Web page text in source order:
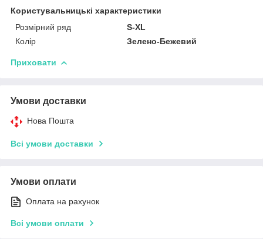
Користувальницькі характеристики
Розмірний ряд
S-XL
Колір
Зелено-Бежевий
Приховати
Умови доставки
Нова Пошта
Всі умови доставки
Умови оплати
Оплата на рахунок
Всі умови оплати